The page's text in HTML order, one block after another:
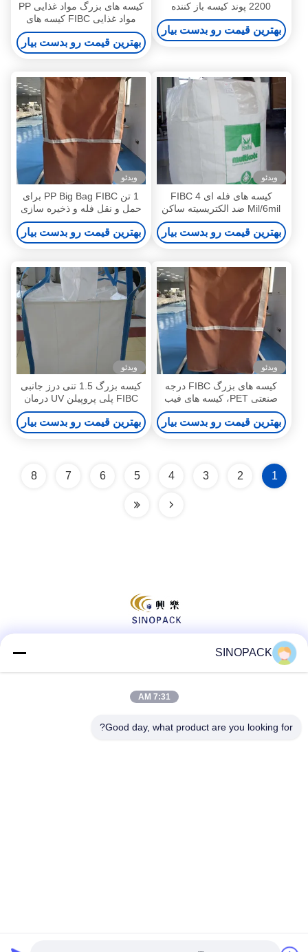
2200 پوند کیسه باز کننده
بهترین قیمت رو بدست بیار
کیسه های بزرگ مواد غذایی PP
مواد غذایی FIBC کیسه های
بزرگ برنج / آرد / مواد غذایی
بهترین قیمت رو بدست بیار
ویدئو
کیسه های فله ای FIBC 4
Mil/6mil ضد الکتریسیته ساکن
برای مصارف صنعتی
بهترین قیمت رو بدست بیار
ویدئو
1 تن PP Big Bag FIBC برای
حمل و نقل فله و ذخیره سازی
بهترین قیمت رو بدست بیار
ویدئو
کیسه های بزرگ FIBC درجه
صنعتی PET، کیسه های فیب
سی تهویه شده
بهترین قیمت رو بدست بیار
ویدئو
کیسه بزرگ 1.5 تنی درز جانبی
FIBC پلی پروپیلن UV درمان
شده برای صنعت
بهترین قیمت رو بدست بیار
1
2
3
4
5
6
7
8
تماس سریع
SINOPACK
7:31 AM
Good day, what product are you looking for?